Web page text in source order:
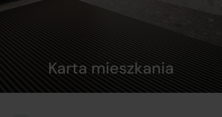
Karta mieszkania